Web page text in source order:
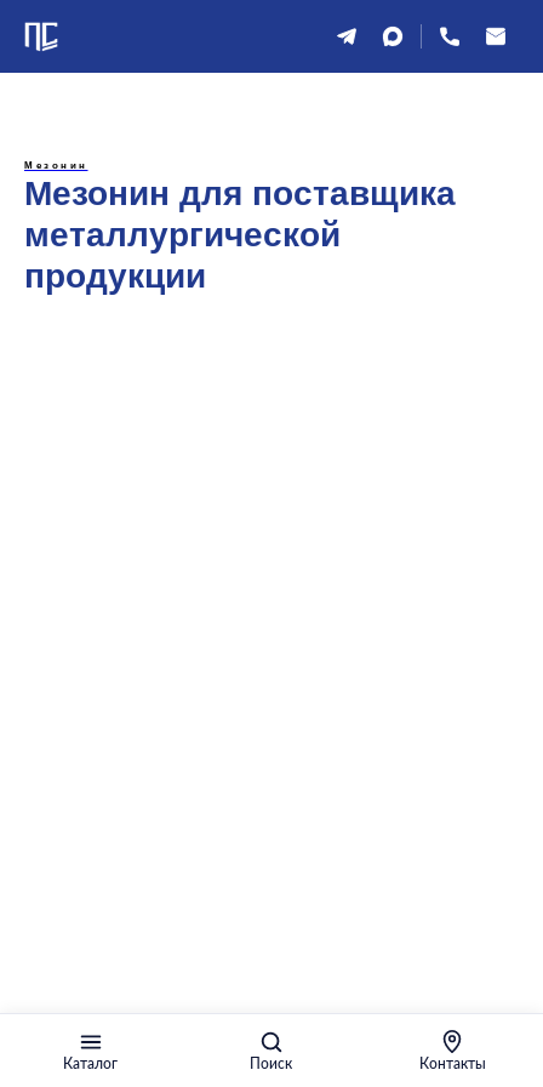
Каталог Поиск Контакты
Мезонин
Мезонин для поставщика
металлургической
продукции